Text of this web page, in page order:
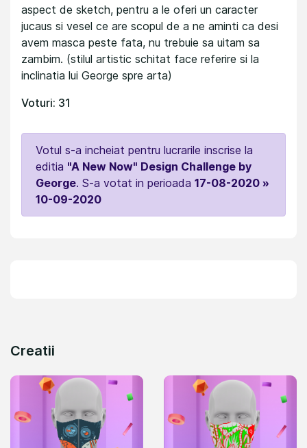
aspect de sketch, pentru a le oferi un caracter
jucaus si vesel ce are scopul de a ne aminti ca desi
avem masca peste fata, nu trebuie sa uitam sa
zambim. (stilul artistic schitat face referire si la
inclinatia lui George spre arta)
Voturi: 31
Votul s-a incheiat pentru lucrarile inscrise la
editia "A New Now" Design Challenge by
George. S-a votat in perioada 17-08-2020 »
10-09-2020
Creatii